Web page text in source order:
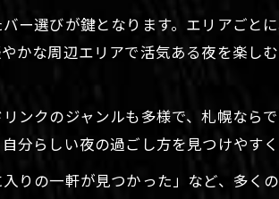
ー選びが鍵となります。エリアごと
かな周辺エリアで活気ある夜を楽し
ンクのジャンルも多様で、札幌なら
分らしい夜の過ごし方を見つけやすく
りの一軒が見つかった」など、多